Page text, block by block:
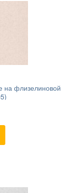
на флизелиновой